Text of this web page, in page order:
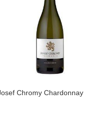
Chromy Chardonnay